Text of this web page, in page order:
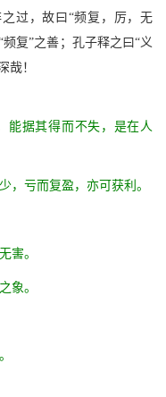
过，故曰“频复，厉，无
复”之善；孔子释之曰“义
哉！
据其得而不失，是在人
亏而复盈，亦可获利。
害。
象。